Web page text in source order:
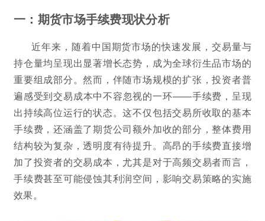
一：期货市场手续费现状分析
近年来，随着中国期货市场的快速发展，交易量与
持仓量均呈现出显著增长态势，成为全球衍生品市场的
重要组成部分。然而，伴随市场规模的扩张，投资者普
遍感受到交易成本中不容忽视的一环——手续费，呈现
出持续高位运行的状态。这不仅包括交易所收取的基本
手续费，还涵盖了期货公司额外加收的部分，整体费用
结构较为复杂，透明度有待提升。高昂的手续费直接增
加了投资者的交易成本，尤其是对于高频交易者而言，
手续费甚至可能侵蚀其利润空间，影响交易策略的实施
效果。